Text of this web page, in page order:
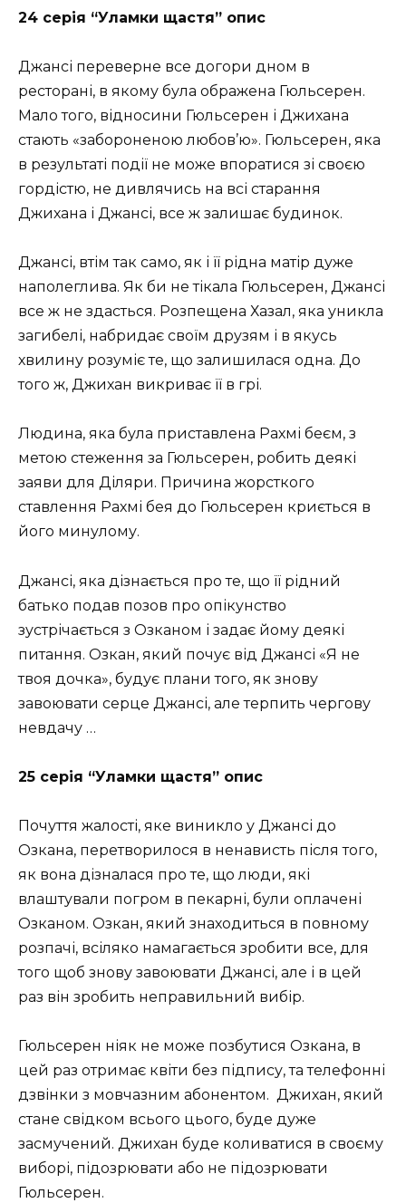
24 серія “Уламки щастя” опис
Джансі переверне все догори дном в
ресторані, в якому була ображена Гюльсерен.
Мало того, відносини Гюльсерен і Джихана
стають «забороненою любов’ю». Гюльсерен, яка
в результаті події не може впоратися зі своєю
гордістю, не дивлячись на всі старання
Джихана і Джансі, все ж залишає будинок.
Джансі, втім так само, як і її рідна матір дуже
наполеглива. Як би не тікала Гюльсерен, Джансі
все ж не здасться. Розпещена Хазал, яка уникла
загибелі, набридає своїм друзям і в якусь
хвилину розуміє те, що залишилася одна. До
того ж, Джихан викриває її в грі.
Людина, яка була приставлена Рахмі беєм, з
метою стеження за Гюльсерен, робить деякі
заяви для Діляри. Причина жорсткого
ставлення Рахмі бея до Гюльсерен криється в
його минулому.
Джансі, яка дізнається про те, що її рідний
батько подав позов про опікунство
зустрічається з Озканом і задає йому деякі
питання. Озкан, який почує від Джансі «Я не
твоя дочка», будує плани того, як знову
завоювати серце Джансі, але терпить чергову
невдачу …
25 серія “Уламки щастя” опис
Почуття жалості, яке виникло у Джансі до
Озкана, перетворилося в ненависть після того,
як вона дізналася про те, що люди, які
влаштували погром в пекарні, були оплачені
Озканом. Озкан, який знаходиться в повному
розпачі, всіляко намагається зробити все, для
того щоб знову завоювати Джансі, але і в цей
раз він зробить неправильний вибір.
Гюльсерен ніяк не може позбутися Озкана, в
цей раз отримає квіти без підпису, та телефонні
дзвінки з мовчазним абонентом. Джихан, який
стане свідком всього цього, буде дуже
засмучений. Джихан буде коливатися в своєму
виборі, підозрювати або не підозрювати
Гюльсерен.